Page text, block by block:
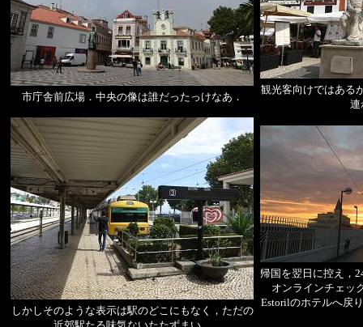
市庁舎前広場．中央の像は誰だったっけなあ．
観光客向けではある
連
しかしそのような表示は駅のどこにもなく，ただの
帰国を翌日に控え，
オンラインチェッ
Estorilのホテルへ戻